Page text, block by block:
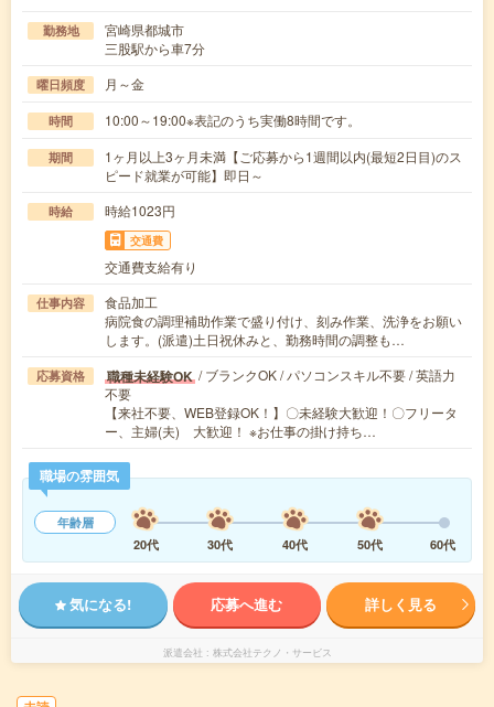
勤務地
宮崎県都城市
三股駅から車7分
曜日頻度 月～金
時間 10:00～19:00※表記のうち実働8時間です。
期間
1ヶ月以上3ヶ月未満【ご応募から1週間以内(最短2日目)のス
ピード就業が可能】即日～
時給 時給1023円
交通費
交通費支給有り
仕事内容
食品加工
病院食の調理補助作業で盛り付け、刻み作業、洗浄をお願い
します。(派遣)土日祝休みと、勤務時間の調整も…
応募資格 職種未経験OK / ブランクOK / パソコンスキル不要 / 英語力
不要
【来社不要、WEB登録OK！】〇未経験大歓迎！〇フリータ
ー、主婦(夫) 大歓迎！ ※お仕事の掛け持ち…
職場の雰囲気
年齢層
20代
30代 40代 50代 60代
気になる! 応募へ進む 詳しく見る
派遣会社 株式会社テクノ・サービス